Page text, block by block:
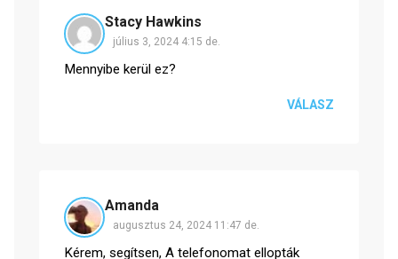
Stacy Hawkins
július 3, 2024 4:15 de.
Mennyibe kerül ez?
VÁLASZ
Amanda
augusztus 24, 2024 11:47 de.
Kérem, segítsen, A telefonomat ellopták